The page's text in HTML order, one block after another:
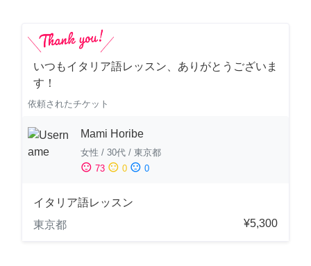
いつもイタリア語レッスン、ありがとうございま
す！
依頼されたチケット
Mami Horibe
女性 / 30代 / 東京都
sentiment_satisfied 73 sentiment_neutral 0 sentiment_dissatisfied 0
イタリア語レッスン
東京都
¥5,300